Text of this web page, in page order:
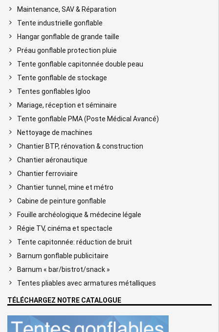
Maintenance, SAV & Réparation
Tente industrielle gonflable
Hangar gonflable de grande taille
Préau gonflable protection pluie
Tente gonflable capitonnée double peau
Tente gonflable de stockage
Tentes gonflables Igloo
Mariage, réception et séminaire
Tente gonflable PMA (Poste Médical Avancé)
Nettoyage de machines
Chantier BTP, rénovation & construction
Chantier aéronautique
Chantier ferroviaire
Chantier tunnel, mine et métro
Cabine de peinture gonflable
Fouille archéologique & médecine légale
Régie TV, cinéma et spectacle
Tente capitonnée: réduction de bruit
Barnum gonflable publicitaire
Barnum « bar/bistrot/snack »
Tentes pliables avec armatures métalliques
TÉLÉCHARGEZ NOTRE CATALOGUE